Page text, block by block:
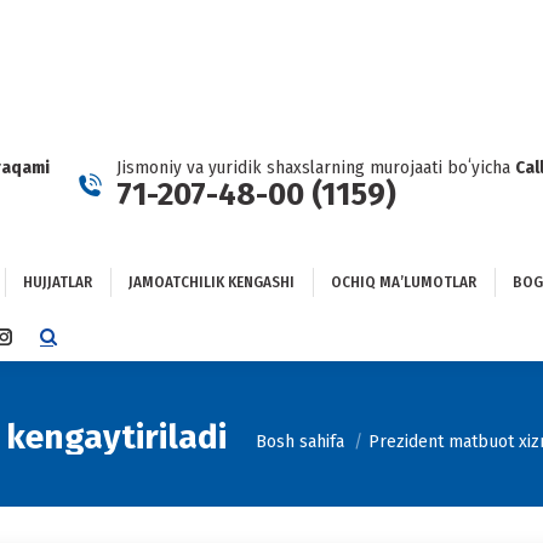
Jismoniy va yuridik shaxslarning murojaati boʻyicha
71-207-48-00 (1159)
HUJJATLAR JAMOATCHILIK KENGASHI OCHIQ MAʼLUMOTLAR
INSTAGRAM
IN
NEW
You are here:
Bosh sahifa Prezident matbuot